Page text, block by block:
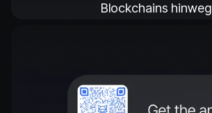
Blockchains hinweg